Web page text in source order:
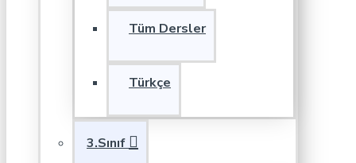
Tüm Dersler
Türkçe
3.Sınıf